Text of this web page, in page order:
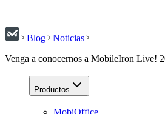
Blog
Noticias
Venga a conocernos a MobileIron Live!
Productos